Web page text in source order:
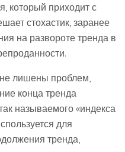
который приходит с
стохастик, заранее
на развороте тренда в
лишены проблем,
конца тренда
называемого «индекса
для
тренда,